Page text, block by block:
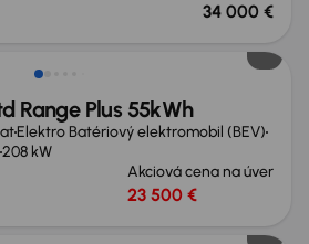
34 000 €
Range Plus 55kWh
Elektro Batériový elektromobil (BEV)
208 kW
Akciová cena na úver
23 500 €